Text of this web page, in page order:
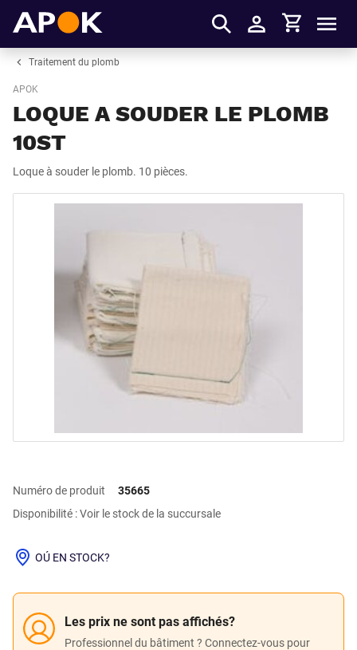
S'identifier
Panier
Traitement du plomb
APOK
LOQUE A SOUDER LE PLOMB
10ST
Loque à souder le plomb. 10 pièces.
Numéro de produit
35665
Disponibilité : Voir le stock de la succursale
Les prix ne sont pas affichés?
Professionnel du bâtiment ? Connectez-vous pour
OÚ EN STOCK?